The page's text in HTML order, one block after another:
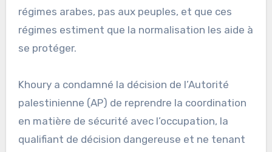
régimes arabes, pas aux peuples, et que ces
régimes estiment que la normalisation les aide à
se protéger.
Khoury a condamné la décision de l’Autorité
palestinienne (AP) de reprendre la coordination
en matière de sécurité avec l’occupation, la
qualifiant de décision dangereuse et ne tenant